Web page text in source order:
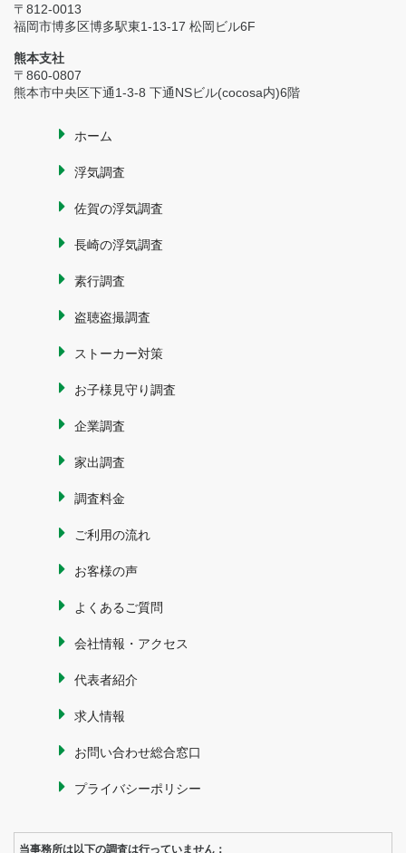
〒812-0013
福岡市博多区博多駅東1-13-17 松岡ビル6F
熊本支社
〒860-0807
熊本市中央区下通1-3-8 下通NSビル(cocosa内)6階
ホーム
浮気調査
佐賀の浮気調査
長崎の浮気調査
素行調査
盗聴盗撮調査
ストーカー対策
お子様見守り調査
企業調査
家出調査
調査料金
ご利用の流れ
お客様の声
よくあるご質問
会社情報・アクセス
代表者紹介
求人情報
お問い合わせ総合窓口
プライバシーポリシー
当事務所は以下の調査は行っていません：